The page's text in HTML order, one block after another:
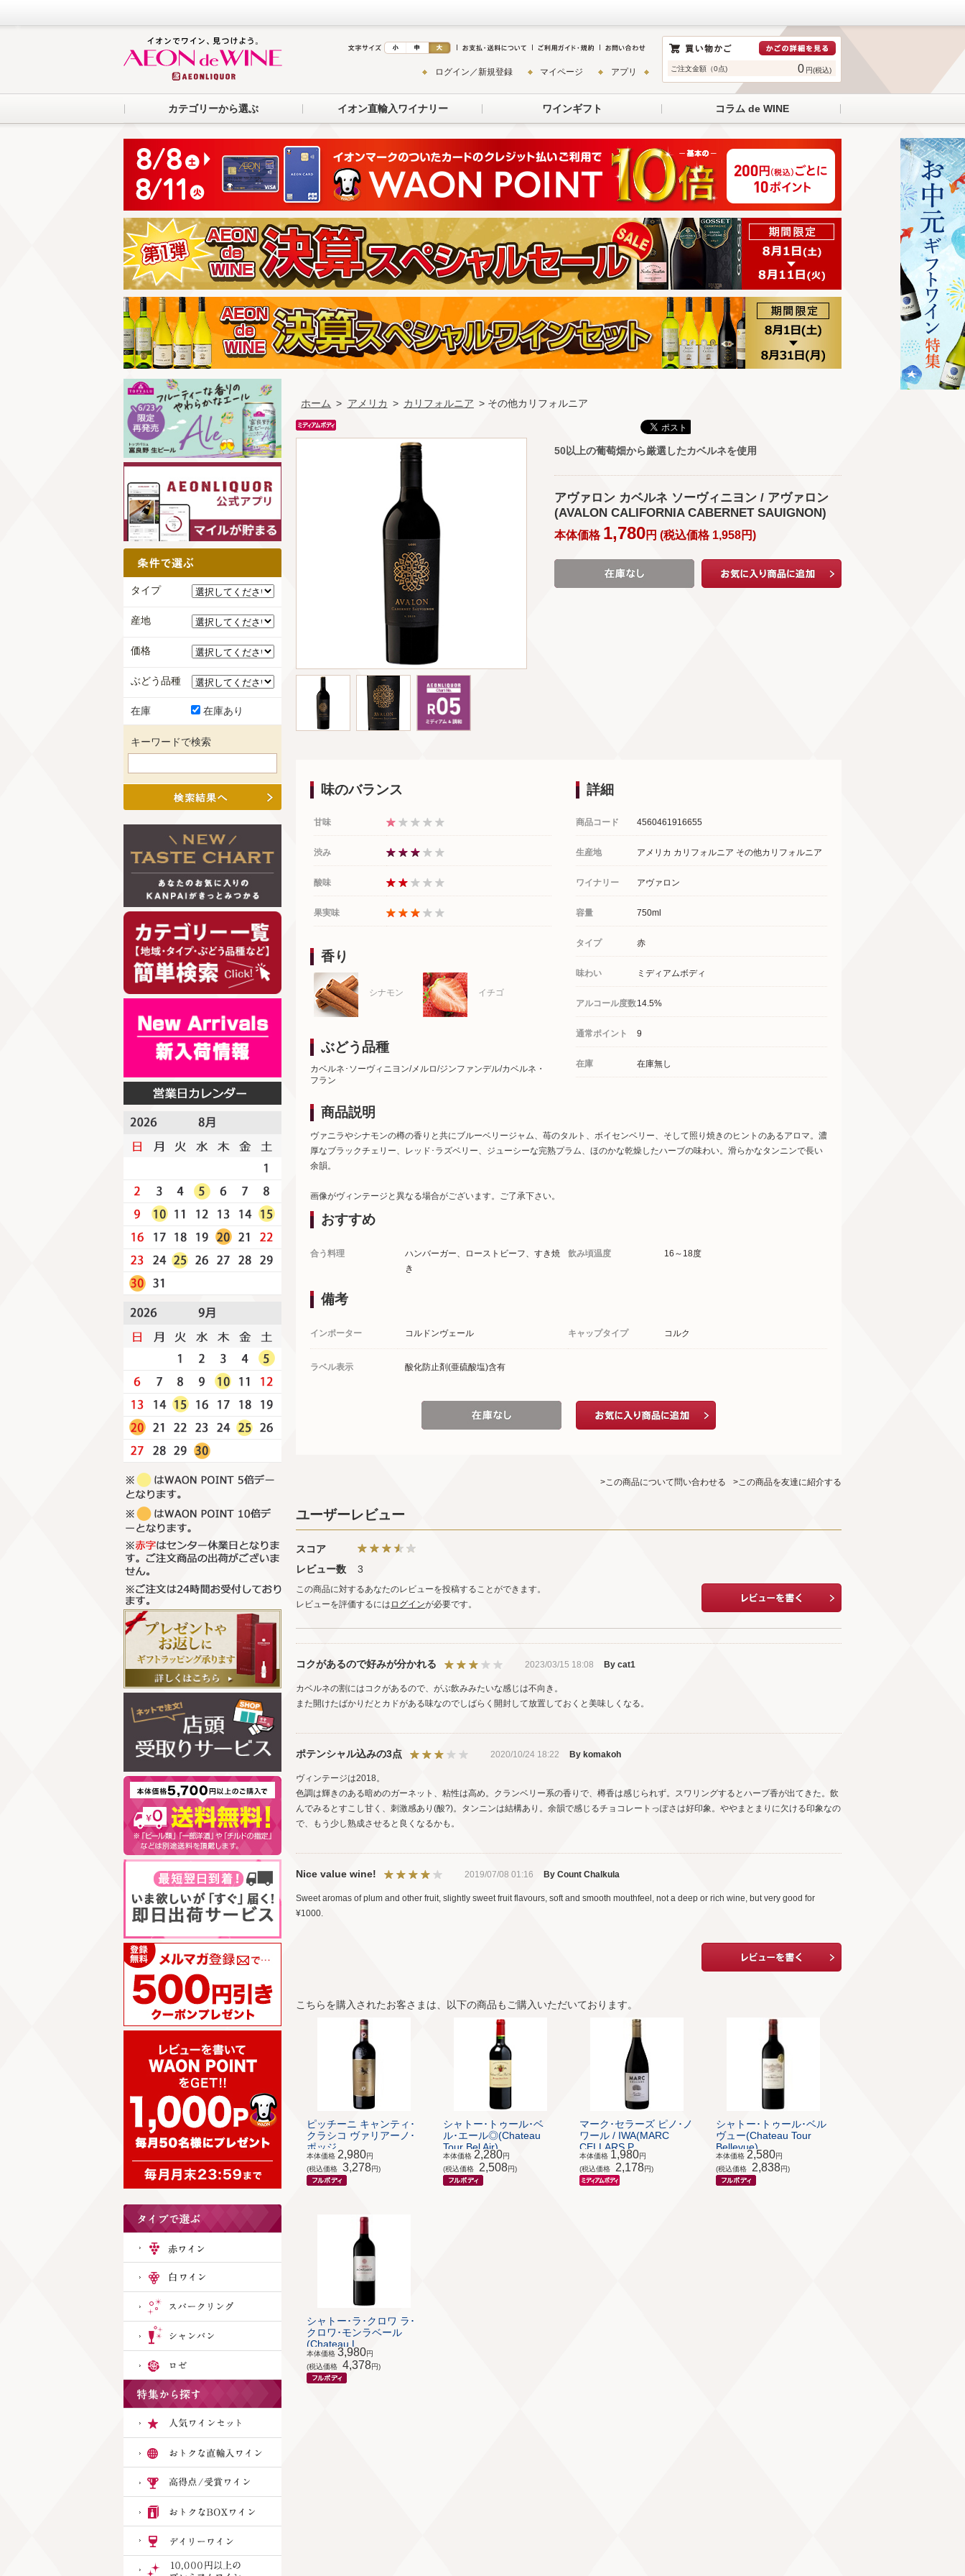
ご注文金額（0点) 0 円(税込)
ログイン／新規登録 マイページ アプリ
カテゴリーから選ぶ イオン直輸入ワイナリー ワインギフト コラム de WINE
ホーム > アメリカ > カリフォルニア > その他カリフォルニア
50以上の葡萄畑から厳選したカベルネを使用
アヴァロン カベルネ ソーヴィニヨン / アヴァロン
(AVALON CALIFORNIA CABERNET SAUIGNON)
本体価格 1,780円 (税込価格 1,958円)
詳細
商品コード 4560461916655
生産地 アメリカ カリフォルニア その他カリフォルニア
ワイナリー アヴァロン
容量 750ml
タイプ 赤
味わい ミディアムボディ
アルコール度数14.5%
通常ポイント 9
在庫 在庫無し
味のバランス
甘味
渋み
酸味
果実味
香り
シナモン イチゴ
ぶどう品種
カベルネ･ソーヴィニヨン/メルロ/ジンファンデル/カベルネ・
フラン
商品説明
ヴァニラやシナモンの樽の香りと共にブルーベリージャム、苺のタルト、ボイセンベリー、そして照り焼きのヒントのあるアロマ。濃
厚なブラックチェリー、レッド･ラズベリー、ジューシーな完熟プラム、ほのかな乾燥したハーブの味わい。滑らかなタンニンで長い
余韻。
画像がヴィンテージと異なる場合がございます。ご了承下さい。
おすすめ
合う料理
ハンバーガー、ローストビーフ、すき焼
き
飲み頃温度 16～18度
備考
インポーター コルドンヴェール キャップタイプ コルク
ラベル表示 酸化防止剤(亜硫酸塩)含有
>この商品について問い合わせる >この商品を友達に紹介する
ユーザーレビュー
スコア
レビュー数
3
この商品に対するあなたのレビューを投稿することができます。
レビューを評価するには ログインが必要です。
コクがあるので好みが分かれる 2023/03/15 18:08 By cat1
カベルネの割にはコクがあるので、がぶ飲みみたいな感じは不向き。
また開けたばかりだとカドがある味なのでしばらく開封して放置しておくと美味しくなる。
ポテンシャル込みの3点 2020/10/24 18:22 By komakoh
ヴィンテージは2018。
色調は輝きのある暗めのガーネット、粘性は高め。クランベリー系の香りで、樽香は感じられず。スワリングするとハーブ香が出てきた。飲
んでみるとすこし甘く、刺激感あり(酸?)。タンニンは結構あり。余韻で感じるチョコレートっぽさは好印象。ややまとまりに欠ける印象なの
で、もう少し熟成させると良くなるかも。
Nice value wine! 2019/07/08 01:16 By Count Chalkula
Sweet aromas of plum and other fruit, slightly sweet fruit flavours, soft and smooth mouthfeel, not a deep or rich wine, but very good for
¥1000.
こちらを購入されたお客さまは、以下の商品もご購入いただいております。
ピッチーニ キャンティ･
クラシコ ヴァリアーノ･
ポッジ...
本体価格 2,980円
(税込価格
3,278円)
シャトー･トゥール･ベ
ル･エール◎(Chateau
Tour Bel Air)
本体価格 2,280円
(税込価格
2,508円)
マーク･セラーズ ピノ･ノ
ワール / IWA(MARC
CELLARS P...
本体価格 1,980円
(税込価格
2,178円)
シャトー･トゥール･ベル
ヴュー(Chateau Tour
Bellevue)
本体価格 2,580円
(税込価格
2,838円)
シャトー･ラ･クロワ ラ･
クロワ･モンラベール
(Chateau L...
本体価格 3,980円
(税込価格
4,378円)
タイプ
産地
価格
ぶどう品種
在庫 在庫あり
キーワードで検索